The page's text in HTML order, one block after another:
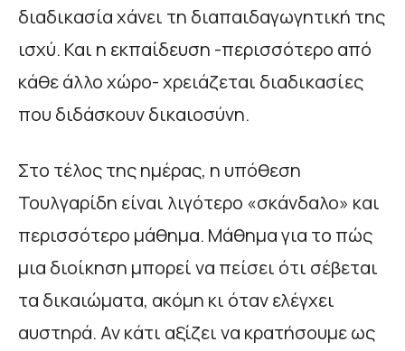
διαδικασία χάνει τη διαπαιδαγωγητική της
ισχύ. Και η εκπαίδευση -περισσότερο από
κάθε άλλο χώρο- χρειάζεται διαδικασίες
που διδάσκουν δικαιοσύνη.
Στο τέλος της ημέρας, η υπόθεση
Τουλγαρίδη είναι λιγότερο «σκάνδαλο» και
περισσότερο μάθημα. Μάθημα για το πώς
μια διοίκηση μπορεί να πείσει ότι σέβεται
τα δικαιώματα, ακόμη κι όταν ελέγχει
αυστηρά. Αν κάτι αξίζει να κρατήσουμε ως